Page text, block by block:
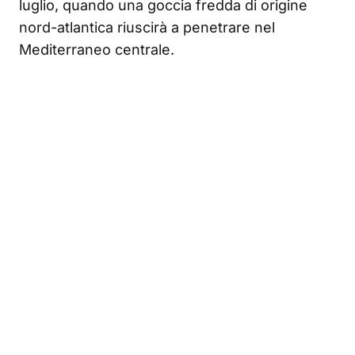
luglio, quando una goccia fredda di origine
nord-atlantica riuscirà a penetrare nel
Mediterraneo centrale.